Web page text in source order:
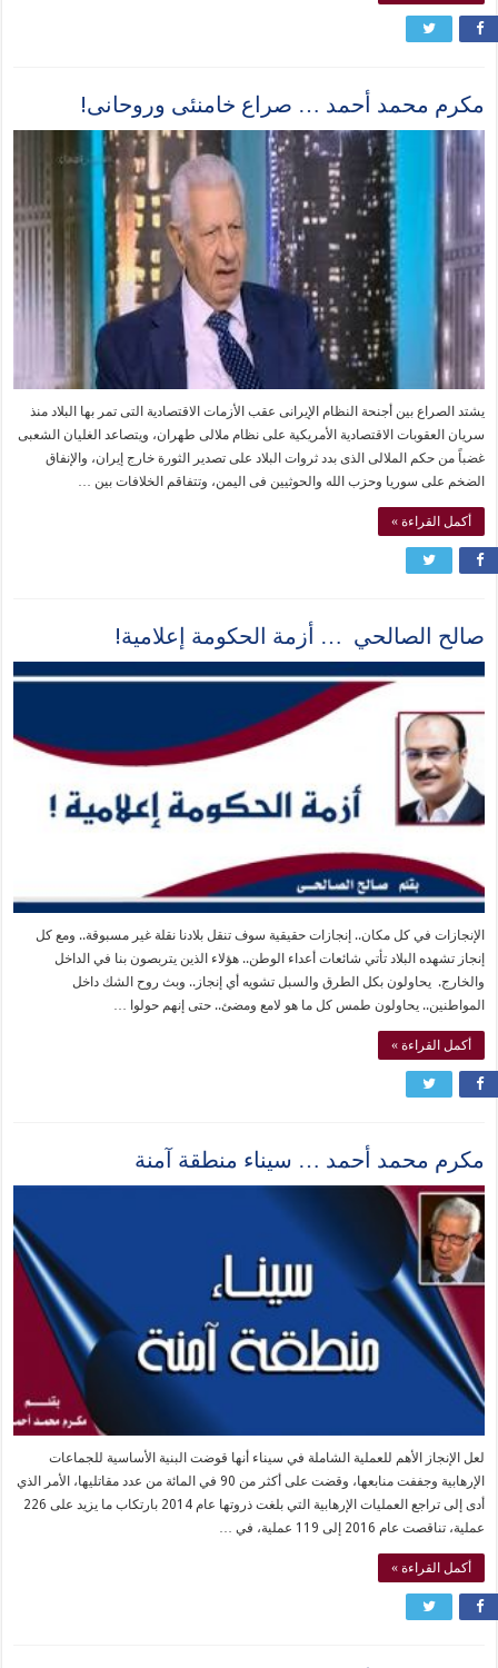
مكرم محمد أحمد … صراع خامنئى وروحانى!
يشتد الصراع بين أجنحة النظام الإيرانى عقب الأزمات الاقتصادية التى تمر بها البلاد منذ
سريان العقوبات الاقتصادية الأمريكية على نظام ملالى طهران، ويتصاعد الغليان الشعبى
غضباً من حكم الملالى الذى بدد ثروات البلاد على تصدير الثورة خارج إيران، والإنفاق
الضخم على سوريا وحزب الله والحوثيين فى اليمن، وتتفاقم الخلافات بين …
أكمل القراءة »
صالح الصالحي … أزمة الحكومة إعلامية!
الإنجازات في كل مكان.. إنجازات حقيقية سوف تنقل بلادنا نقلة غير مسبوقة.. ومع كل
إنجاز تشهده البلاد تأتي شائعات أعداء الوطن.. هؤلاء الذين يتربصون بنا في الداخل
والخارج. يحاولون بكل الطرق والسبل تشويه أي إنجاز.. وبث روح الشك داخل
المواطنين.. يحاولون طمس كل ما هو لامع ومضئ.. حتى إنهم حولوا …
أكمل القراءة »
مكرم محمد أحمد … سيناء منطقة آمنة
لعل الإنجاز الأهم للعملية الشاملة في سيناء أنها قوضت البنية الأساسية للجماعات
الإرهابية وجففت منابعها، وقضت على أكثر من 90 في المائة من عدد مقاتليها، الأمر الذي
أدى إلى تراجع العمليات الإرهابية التي بلغت ذروتها عام 2014 بارتكاب ما يزيد على 226
عملية، تناقصت عام 2016 إلى 119 عملية، في …
أكمل القراءة »